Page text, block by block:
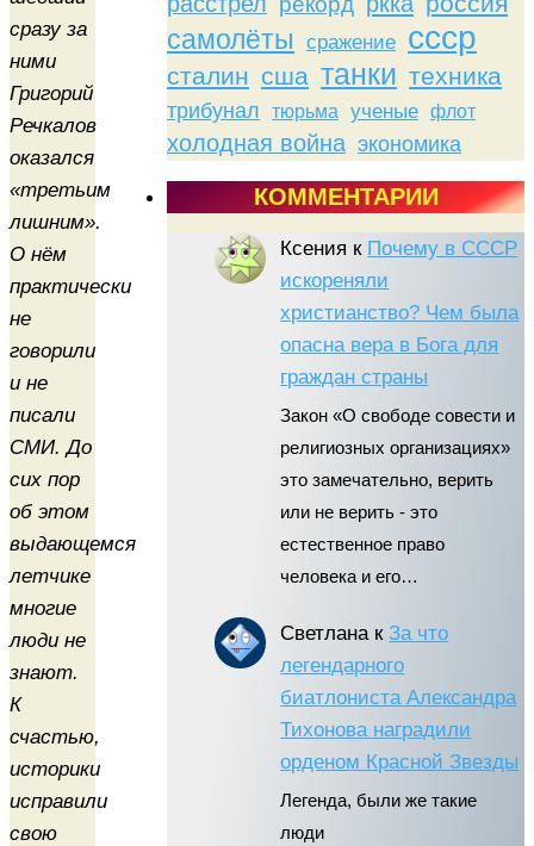
сразу за
ними
Григорий
Речкалов
оказался
«третьим
лишним».
О нём
практически
не
говорили
и не
писали
СМИ. До
сих пор
об этом
выдающемся
летчике
многие
люди не
знают.
К
счастью,
историки
исправили
свою
самолёты сражение ссср
сталин сша танки техника
трибунал тюрьма ученые флот
холодная война экономика
КОММЕНТАРИИ
Ксения к Почему в СССР
искореняли
христианство? Чем была
опасна вера в Бога для
граждан страны
Закон «О свободе совести и
религиозных организациях»
это замечательно, верить
или не верить - это
естественное право
человека и его…
СветланакЗа что
легендарного
биатлониста Александра
Тихонова наградили
орденом Красной Звезды
Легенда, были же такие
люди